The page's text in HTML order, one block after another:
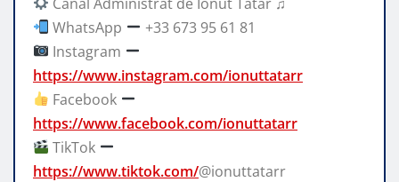
WhatsApp
+33 673 95 61 81
Instagram
https://www.instagram.com/ionuttatarr
Facebook
https://www.facebook.com/ionuttatarr
TikTok
https://www.tiktok.com/@ionuttatarr